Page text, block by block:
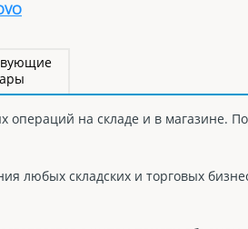
на складе и в магазине.
любых складских и торговых